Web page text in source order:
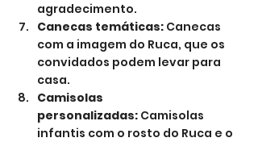
agradecimento.
Canecas temáticas: Canecas
com a imagem do Ruca, que os
convidados podem levar para
casa.
Camisolas
personalizadas: Camisolas
infantis com o rosto do Ruca e o